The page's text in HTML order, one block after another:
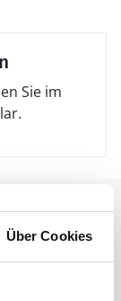
Über Cookies
Sie im